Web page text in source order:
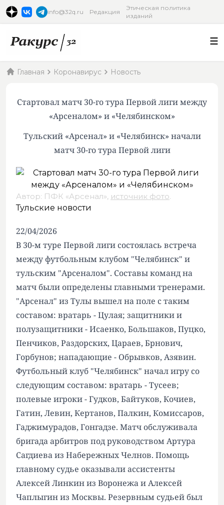
info@32q.ru Редакция
Этическая политика
изданий
Главная Коронавирус Новость
Стартовал матч 30-го тура Первой лиги между
«Арсеналом» и «Челябинском»
Тульский «Арсенал» и «Челябинск» начали
матч 30-го тура Первой лиги
Автор: ПФК «Арсенал», источник фото.
Тульские новости
22/04/2026
В 30-м туре Первой лиги состоялась встреча
между футбольным клубом "Челябинск" и
тульским "Арсеналом". Составы команд на
матч были определены главными тренерами.
"Арсенал" из Тулы вышел на поле с таким
составом: вратарь - Цулая; защитники и
полузащитники - Исаенко, Большаков, Пуцко,
Пенчиков, Раздорских, Цараев, Брнович,
Горбунов; нападающие - Обрывков, Азявин.
Футбольный клуб "Челябинск" начал игру со
следующим составом: вратарь - Тусеев;
полевые игроки - Гудков, Байтуков, Кочиев,
Гатин, Левин, Кертанов, Палкин, Комиссаров,
Гаджимурадов, Гонгадзе. Матч обслуживала
бригада арбитров под руководством Артура
Сагдиева из Набережных Челнов. Помощь
главному судье оказывали ассистенты
Алексей Линкин из Воронежа и Алексей
Чаплыгин из Москвы. Резервным судьей был